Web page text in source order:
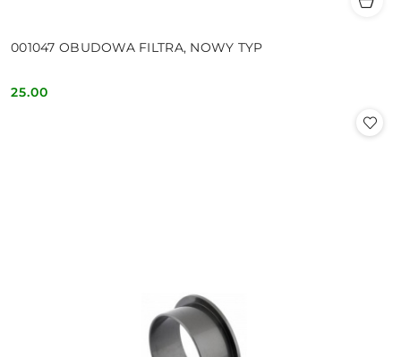
001047 OBUDOWA FILTRA, NOWY TYP
Cena:
25.00